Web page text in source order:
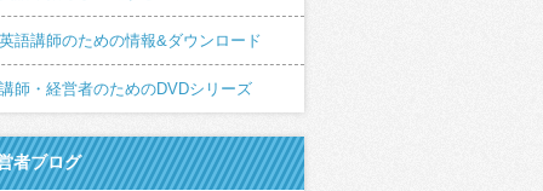
語講師のための情報&ダウンロード
師・経営者のためのDVDシリーズ
者ブログ